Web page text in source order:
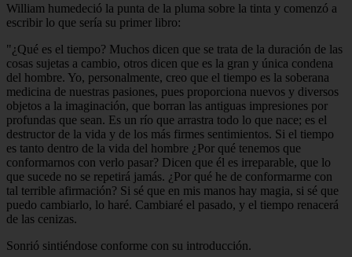
William humedeció la punta de la pluma sobre la tinta y comenzó a
escribir lo que sería su primer libro:
"¿Qué es el tiempo? Muchos dicen que se trata de la duración de las
cosas sujetas a cambio, otros dicen que es la gran y única condena
del hombre. Yo, personalmente, creo que el tiempo es la soberana
medicina de nuestras pasiones, pues proporciona nuevos y diversos
objetos a la imaginación, que borran las antiguas impresiones por
profundas que sean. Es un río que arrastra todo lo que nace; es el
destructor de la vida y de los más firmes sentimientos. Si el tiempo
es tanto dentro de la vida del hombre ¿Por qué tenemos que
conformarnos con verlo pasar? Dicen que él es irreparable, que lo
que sucede no se repetirá jamás. ¿Por qué he de conformarme con
tal terrible afirmación? Si sé que en mis manos hay magia, si sé que
puedo cambiarlo, lo haré. Cambiaré el pasado, y el tiempo renacerá
de las cenizas.
Sonrió sintiéndose conforme con su introducción.